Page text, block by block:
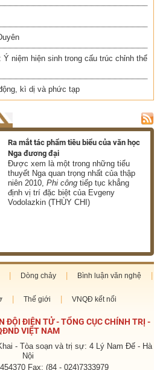
niệm hiện sinh trong cấu trúc chỉnh thể
kì dị và phức tạp
Ra mắt tác phẩm tiêu biểu của văn học
Nga đương đại
Được xem là một trong những tiểu
thuyết Nga quan trọng nhất của thập
niên 2010,Phi công tiếp tục khẳng
định vị trí đặc biệt của Evgeny
Vodolazkin (THÙY CHI)
Dòng chảy Bình luận văn nghệ
Thế giới VNQĐ kết nối
ĐỘI ĐIỆN TỬ - TỔNG CỤC CHÍNH TRỊ -
VIỆT NAM
- Tòa soạn và trị sự: 4 Lý Nam Đế - Hà
Nội
Fax: (84 - 024)7333979